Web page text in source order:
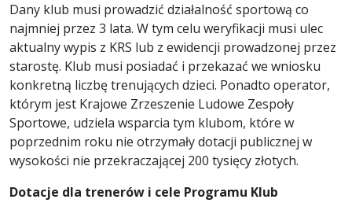
Dany klub musi prowadzić działalność sportową co
najmniej przez 3 lata. W tym celu weryfikacji musi ulec
aktualny wypis z KRS lub z ewidencji prowadzonej przez
starostę. Klub musi posiadać i przekazać we wniosku
konkretną liczbę trenujących dzieci. Ponadto operator,
którym jest Krajowe Zrzeszenie Ludowe Zespoły
Sportowe, udziela wsparcia tym klubom, które w
poprzednim roku nie otrzymały dotacji publicznej w
wysokości nie przekraczającej 200 tysięcy złotych.
Dotacje dla trenerów i cele Programu Klub